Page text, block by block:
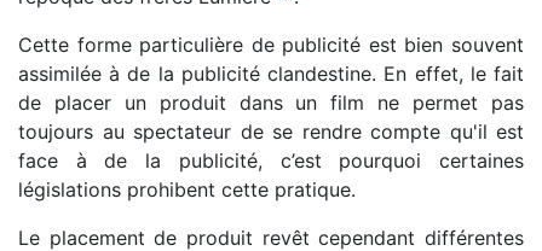
Cette forme particulière de publicité est bien souvent
assimilée à de la publicité clandestine. En effet, le fait
de placer un produit dans un film ne permet pas
toujours au spectateur de se rendre compte qu'il est
face à de la publicité, c’est pourquoi certaines
législations prohibent cette pratique.
Le placement de produit revêt cependant différentes